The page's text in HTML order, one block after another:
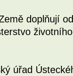
doplňují
úřad